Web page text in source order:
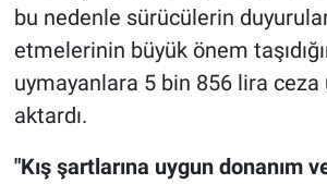
bu nedenle sürücülerin
etmelerinin büyük önem
uymayanlara 5 bin 856 lira ceza
aktardı.
"Kış şartlarına uygun donanım